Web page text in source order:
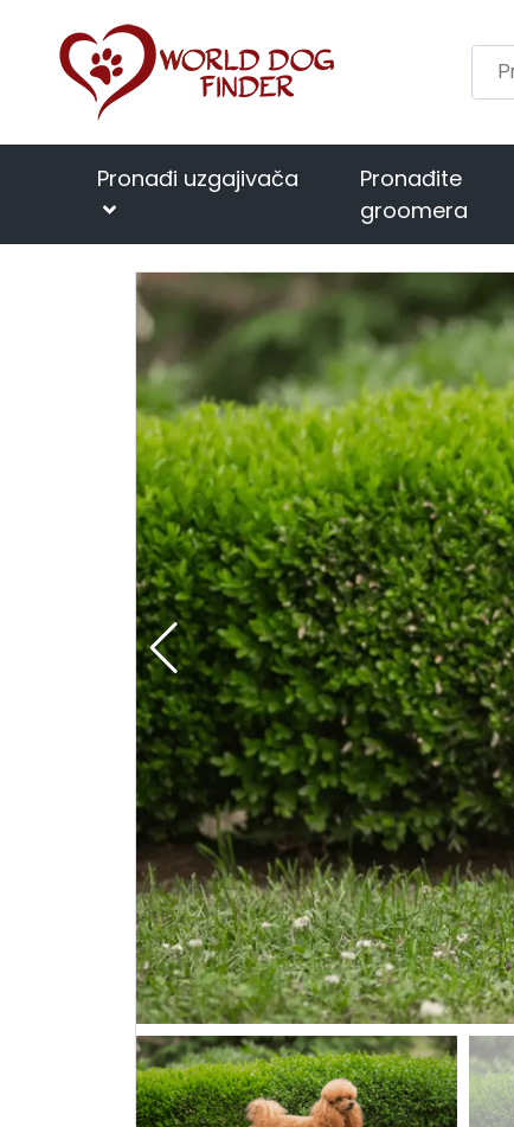
Pronađi uzgajivača
Pronađite
groomera